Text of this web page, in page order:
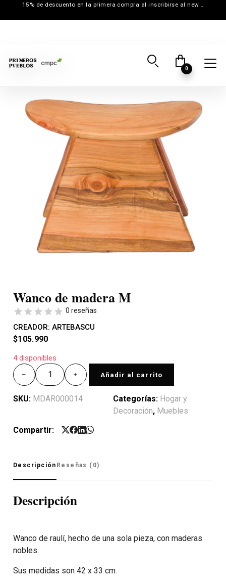
15% de descuento en la primera compra al inscribirse al newsletter
0
Wanco de madera M
0 reseñas
CREADOR: ARTEBASCU
$105.990
4 disponibles
Añadir al carrito
SKU: MDAR000014 Categorías: Hogar y
Decoración, Muebles
Compartir:
Descripción Reseñas (0)
Descripción
Wanco de raulí, hecho de una sola pieza, con maderas
nobles.
Sus medidas son 42 x 33 cm.